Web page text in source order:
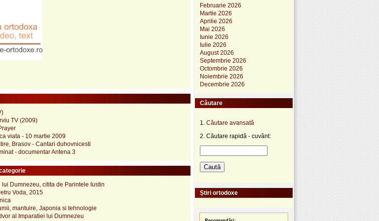
TV (2009)
viata - 10 martie 2009
Brasov - Cantari duhovnicesti
- documentar Antena 3
Dumnezeu, citita de Parintele Iustin
Voda, 2015
mantuire, Japonia si tehnologie
al Imparatiei lui Dumnezeu
Februarie 2026
Martie 2026
Aprilie 2026
Mai 2026
Iunie 2026
Iulie 2026
August 2026
Septembrie 2026
Octombrie 2026
Noiembrie 2026
Decembrie 2026
Căutare
1. Căutare avansată
2. Căutare rapidă - cuvânt:
Știri ortodoxe